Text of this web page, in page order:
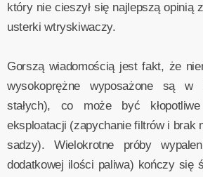
który nie cieszył się najlepszą opinią
usterki wtryskiwaczy.
Gorszą wiadomością jest fakt, że
wysokoprężne wyposażone są
stałych), co może być
eksploatacji (zapychanie filtrów i brak
sadzy). Wielokrotne próby
dodatkowej ilości paliwa) kończy się